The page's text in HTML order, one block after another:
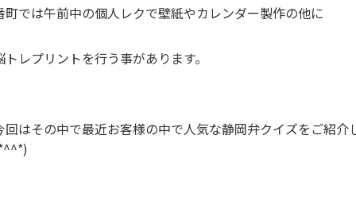
町では午前中の個人レクで壁紙やカレンダー製作の他に
トレプリントを行う事があります。
回はその中で最近お客様の中で人気な静岡弁クイズをご紹介